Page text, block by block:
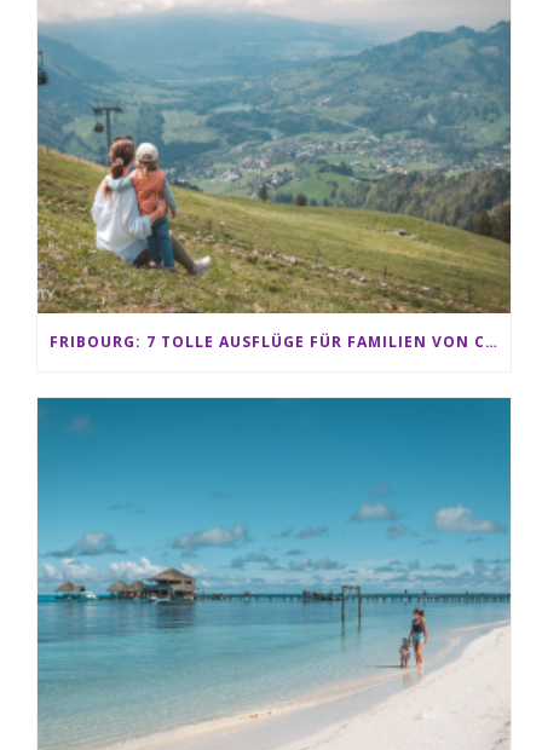
FRIBOURG: 7 TOLLE AUSFLÜGE FÜR FAMILIEN VON CHARMEY BIS LES PACCOTS